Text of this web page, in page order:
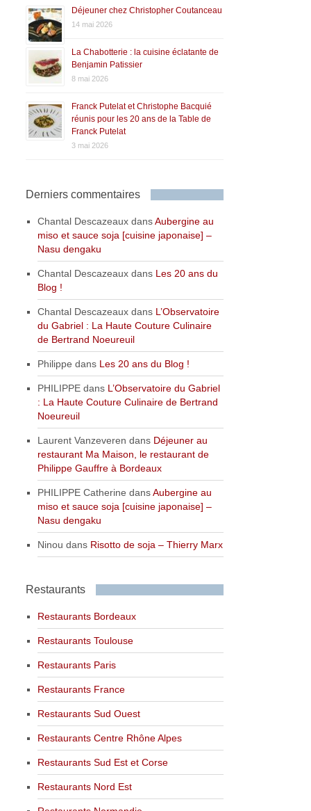
Déjeuner chez Christopher Coutanceau
14 mai 2026
La Chabotterie : la cuisine éclatante de
Benjamin Patissier
8 mai 2026
Franck Putelat et Christophe Bacquié
réunis pour les 20 ans de la Table de
Franck Putelat
3 mai 2026
Derniers commentaires
Chantal Descazeaux dansAubergine au
miso et sauce soja [cuisine japonaise] –
Nasu dengaku
Chantal Descazeaux dans Les 20 ans du
Blog !
Chantal Descazeaux dans L’Observatoire
du Gabriel : La Haute Couture Culinaire
de Bertrand Noeureuil
Philippe dans Les 20 ans du Blog !
PHILIPPE dans L’Observatoire du Gabriel
: La Haute Couture Culinaire de Bertrand
Noeureuil
Laurent Vanzeveren dans Déjeuner au
restaurant Ma Maison, le restaurant de
Philippe Gauffre à Bordeaux
PHILIPPE Catherine dansAubergine au
miso et sauce soja [cuisine japonaise] –
Nasu dengaku
Ninou dans Risotto de soja – Thierry Marx
Restaurants
Restaurants Bordeaux
Restaurants Toulouse
Restaurants Paris
Restaurants France
Restaurants Sud Ouest
Restaurants Centre Rhône Alpes
Restaurants Sud Est et Corse
Restaurants Nord Est